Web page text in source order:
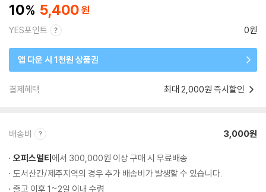
10 5,400
YES포인트 0원
앱 다운 시 1천원 상품권
결제혜택 최대 2,000원 즉시할인
배송비 3,000원
오피스멀티에서 300,000원 이상 구매 시 무료배송
도서산간/제주지역의 경우 추가 배송비가 발생할 수 있습니다.
출고 이후 1~2일 이내 수령